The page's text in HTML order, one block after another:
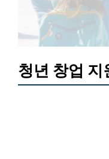
청년 창업 지